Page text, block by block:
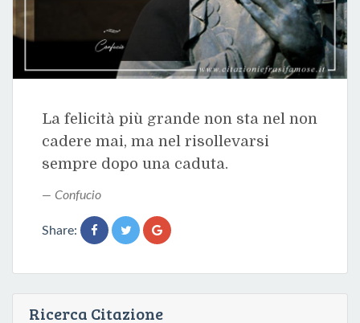
La felicità più grande non sta nel non
cadere mai, ma nel risollevarsi
sempre dopo una caduta.
Confucio
Share:
Ricerca Citazione